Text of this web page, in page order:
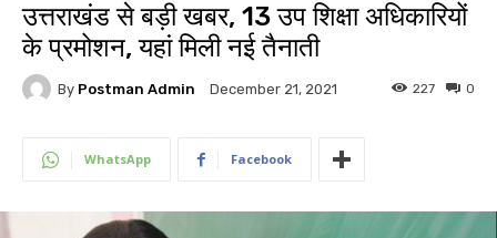
उत्तराखंड से बड़ी खबर, 13 उप शिक्षा अधिकारियों
के प्रमोशन, यहां मिली नई तैनाती
By Postman Admin December 21, 2021 0
227
WhatsApp Facebook